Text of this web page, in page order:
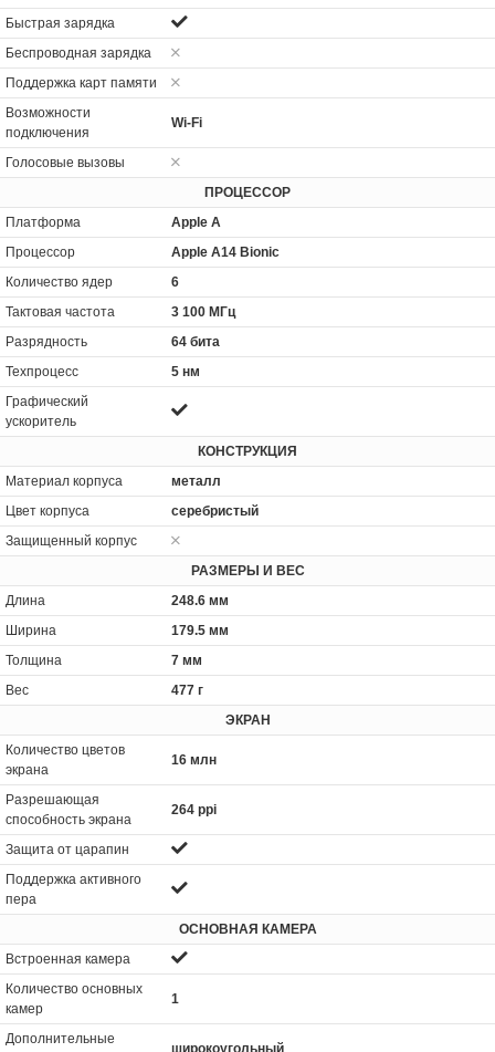
Быстрая зарядка
Беспроводная зарядка
Поддержка карт памяти
Возможности
подключения
Wi-Fi
Голосовые вызовы
ПРОЦЕССОР
Платформа
Apple A
Процессор
Apple A14 Bionic
Количество ядер
6
Тактовая частота
3 100 МГц
Разрядность
64 бита
Техпроцесс
5 нм
Графический
ускоритель
КОНСТРУКЦИЯ
Материал корпуса
металл
Цвет корпуса
серебристый
Защищенный корпус
РАЗМЕРЫ И ВЕС
Длина
248.6 мм
Ширина
179.5 мм
Толщина
7 мм
Вес
477 г
ЭКРАН
Количество цветов
экрана
16 млн
Разрешающая
способность экрана
264 ppi
Защита от царапин
Поддержка активного
пера
ОСНОВНАЯ КАМЕРА
Встроенная камера
Количество основных
камер
1
Дополнительные